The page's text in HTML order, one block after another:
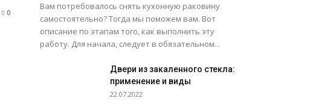
0
Вам потребовалось снять кухонную раковину
самостоятельно? Тогда мы поможем вам. Вот
описание по этапам того, как выполнить эту
работу. Для начала, следует в обязательном...
Двери из закаленного стекла:
применение и виды
22.07.2022